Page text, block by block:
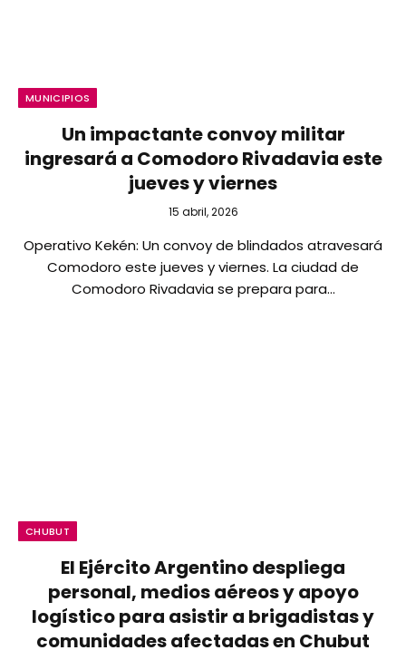
MUNICIPIOS
Un impactante convoy militar
ingresará a Comodoro Rivadavia este
jueves y viernes
15 abril, 2026
Operativo Kekén: Un convoy de blindados atravesará
Comodoro este jueves y viernes. La ciudad de
Comodoro Rivadavia se prepara para…
CHUBUT
El Ejército Argentino despliega
personal, medios aéreos y apoyo
logístico para asistir a brigadistas y
comunidades afectadas en Chubut